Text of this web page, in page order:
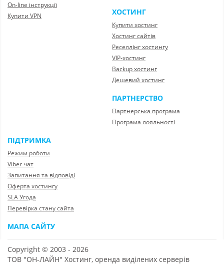
On-line інструкції
Купити VPN
ХОСТИНГ
Купити хостинг
Хостинг сайтів
Реселлінг хостингу
VIP-хостинг
Backup хостинг
Дешевий хостинг
ПАРТНЕРСТВО
Партнерська програма
Програма лояльності
ПІДТРИМКА
Режим роботи
Viber чат
Запитання та відповіді
Оферта хостингу
SLA Угода
Перевірка стану сайта
МАПА САЙТУ
Copyright © 2003 - 2026
ТОВ "ОН-ЛАЙН" Хостинг, оренда виділених серверів